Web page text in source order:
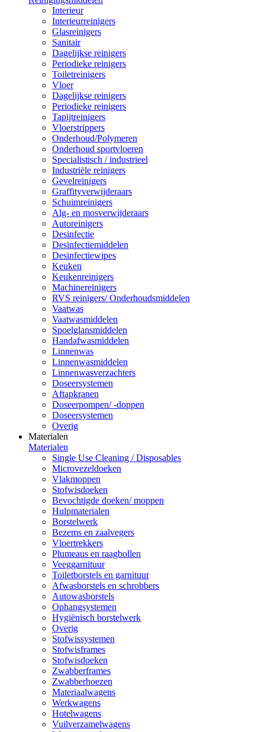
Interieur
Interieurreinigers
Glasreinigers
Sanitair
Dagelijkse reinigers
Periodieke reinigers
Toiletreinigers
Vloer
Dagelijkse reinigers
Periodieke reinigers
Tapijtreinigers
Vloerstrippers
Onderhoud/Polymeren
Onderhoud sportvloeren
Specialistisch / industrieel
Industriële reinigers
Gevelreinigers
Graffityverwijderaars
Schuimreinigers
Alg- en mosverwijderaars
Autoreinigers
Desinfectie
Desinfectiemiddelen
Desinfectiewipes
Keuken
Keukenreinigers
Machinereinigers
RVS reinigers/ Onderhoudsmiddelen
Vaatwas
Vaatwasmiddelen
Spoelglansmiddelen
Handafwasmiddelen
Linnenwas
Linnenwasmiddelen
Linnenwasverzachters
Doseersystemen
Aftapkranen
Doseerpompen/ -doppen
Doseersystemen
Overig
Materialen
Materialen
Single Use Cleaning / Disposables
Microvezeldoeken
Vlakmoppen
Stofwisdoeken
Bevochtigde doeken/ moppen
Hulpmaterialen
Borstelwerk
Bezems en zaalvegers
Vloertrekkers
Plumeaus en raagbollen
Veeggarnituur
Toiletborstels en garnituur
Afwasborstels en schrobbers
Autowasborstels
Ophangsystemen
Hygiënisch borstelwerk
Overig
Stofwissystemen
Stofwisframes
Stofwisdoeken
Zwabberframes
Zwabberhoezen
Materiaalwagens
Werkwagens
Hotelwagens
Vuilverzamelwagens